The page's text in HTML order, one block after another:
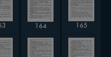
164 165